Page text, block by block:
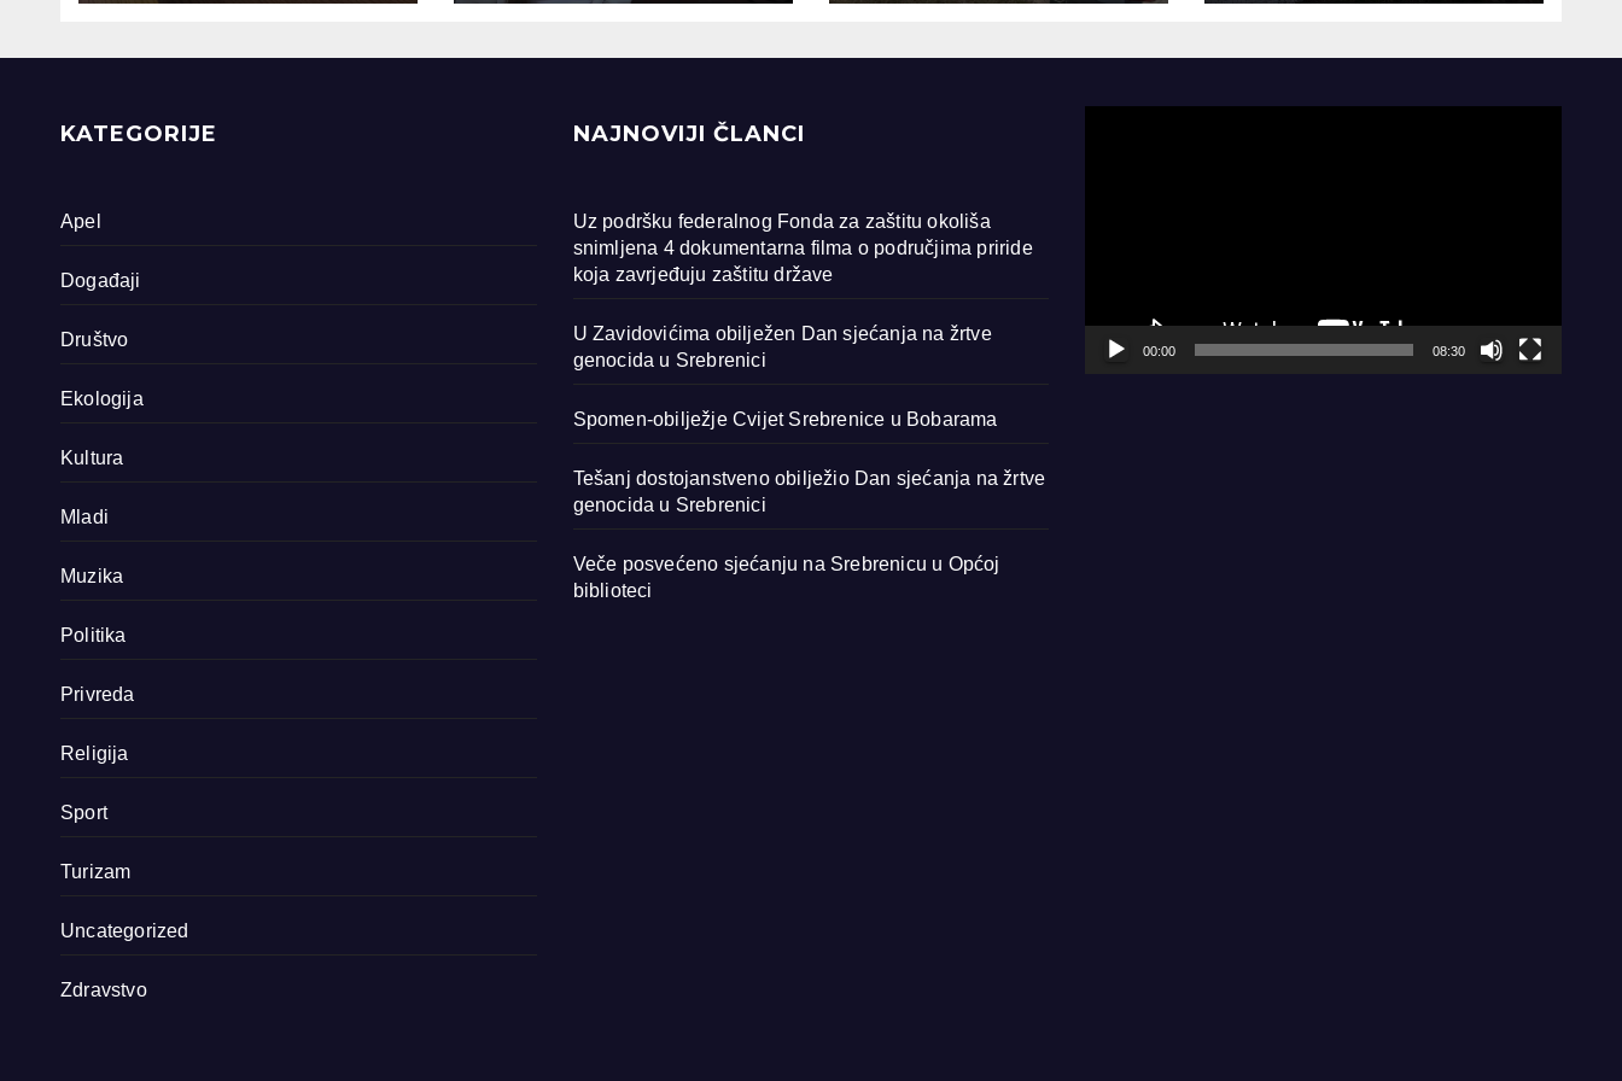
dokumentarna
priride koja
države
Srebrenici
genocida u
KATEGORIJE
Apel
Događaji
Društvo
Ekologija
Kultura
Mladi
Muzika
Politika
Privreda
Religija
Sport
Turizam
Uncategorized
Zdravstvo
NAJNOVIJI ČLANCI
Uz podršku federalnog Fonda za zaštitu okoliša
snimljena 4 dokumentarna filma o područjima priride
koja zavrjeđuju zaštitu države
U Zavidovićima obilježen Dan sjećanja na žrtve
genocida u Srebrenici
Spomen-obilježje Cvijet Srebrenice u Bobarama
Tešanj dostojanstveno obilježio Dan sjećanja na žrtve
genocida u Srebrenici
Veče posvećeno sjećanju na Srebrenicu u Općoj
biblioteci
00:00 08:30